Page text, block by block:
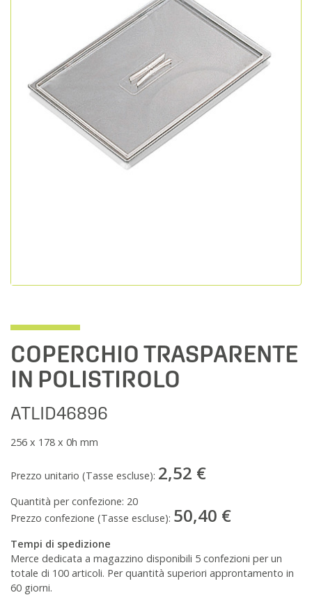
COPERCHIO TRASPARENTE
IN POLISTIROLO
ATLID46896
256 x 178 x 0h mm
Prezzo unitario (Tasse escluse): 2,52 €
Quantità per confezione: 20
Prezzo confezione (Tasse escluse): 50,40 €
Tempi di spedizione
Merce dedicata a magazzino disponibili 5 confezioni per un
totale di 100 articoli. Per quantità superiori approntamento in
60 giorni.